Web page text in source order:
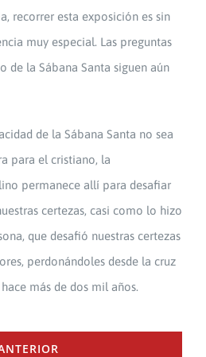
recorrer esta exposición es sin
muy especial. Las preguntas
de la Sábana Santa siguen aún
de la Sábana Santa no sea
para el cristiano, la
permanece allí para desafiar
certezas, casi como lo hizo
que desafió nuestras certezas
perdonándoles desde la cruz
más de dos mil años.